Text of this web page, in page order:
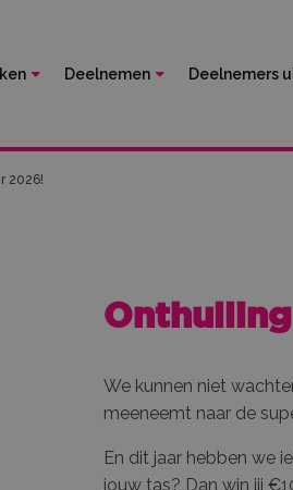
Deelnemen Deelnemers
2026!
We kunnen niet
meeneemt naar de
En dit jaar hebben we
jouw tas? Dan win jij